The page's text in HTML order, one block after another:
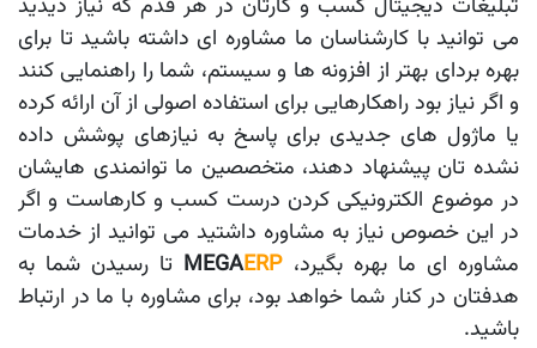
تبلیغات دیجیتال کسب و کارتان در هر قدم که نیاز دیدید
می توانید با کارشناسان ما مشاوره ای داشته باشید تا برای
بهره بردای بهتر از افزونه ها و سیستم، شما را راهنمایی کنند
و اگر نیاز بود راهکارهایی برای استفاده اصولی از آن ارائه کرده
یا ماژول های جدیدی برای پاسخ به نیازهای پوشش داده
نشده تان پیشنهاد دهند، متخصصین ما توانمندی هایشان
در موضوع الکترونیکی کردن درست کسب و کارهاست و اگر
در این خصوص نیاز به مشاوره داشتید می توانید از خدمات
مشاوره ای ما بهره بگیرد،
MEGAERP
تا رسیدن شما به
هدفتان در کنار شما خواهد بود، برای مشاوره با ما در ارتباط
باشید.